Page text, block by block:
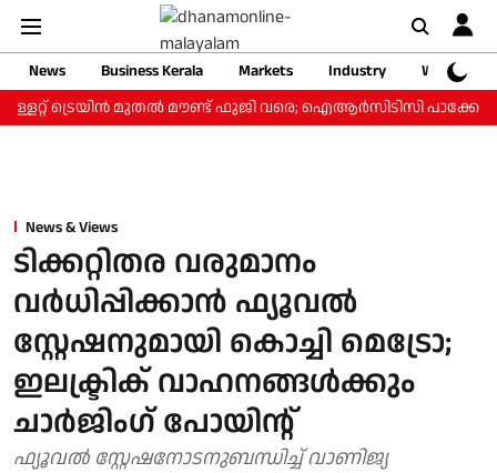
News Business Kerala Markets Industry
Web
ട്രെയിന്‍ മുതല്‍ മൗണ്ട് ഫുജി വരെ; ഐആര്‍സിടിസി പാക്കേജ്
News & Views
ടിക്കറ്റിതര വരുമാനം
വര്‍ധിപ്പിക്കാന്‍ ഫ്യൂവല്‍
സ്റ്റേഷനുമായി കൊച്ചി മെട്രോ;
ഇലക്ട്രിക് വാഹനങ്ങള്‍ക്കും
ചാര്‍ജിംഗ് പോയിന്റ്
ഫ്യൂവല്‍ സ്റ്റേഷനോടനുബന്ധിച്ച് വാണിജ്യ